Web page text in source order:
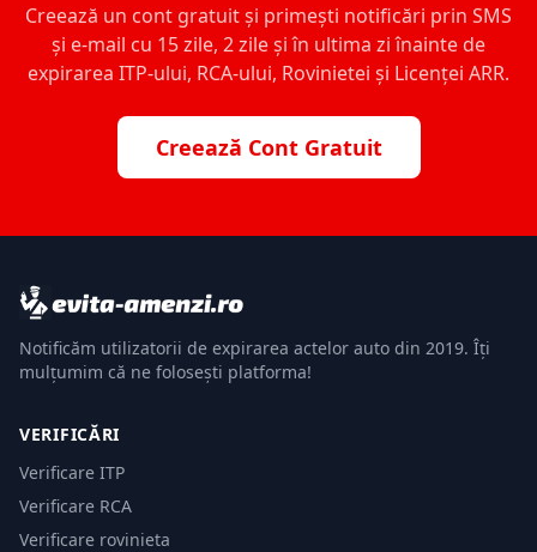
Creează un cont gratuit și primești notificări prin SMS
și e-mail cu 15 zile, 2 zile și în ultima zi înainte de
expirarea ITP-ului, RCA-ului, Rovinietei și Licenței ARR.
Creează Cont Gratuit
Notificăm utilizatorii de expirarea actelor auto din 2019. Îți
mulțumim că ne folosești platforma!
VERIFICĂRI
Verificare ITP
Verificare RCA
Verificare rovinieta